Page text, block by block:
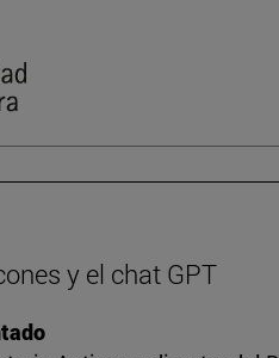
y el chat GPT